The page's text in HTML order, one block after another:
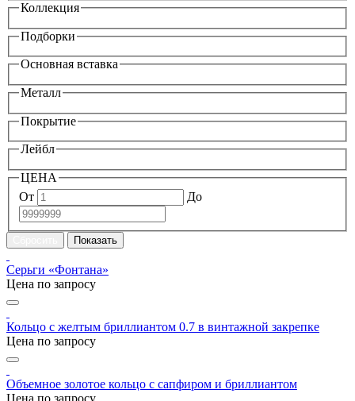
Коллекция
Подборки
Основная вставка
Металл
Покрытие
Лейбл
ЦЕНА
От
До
Серьги «Фонтана»
Цена по запросу
Кольцо с желтым бриллиантом 0.7 в винтажной закрепке
Цена по запросу
Объемное золотое кольцо с сапфиром и бриллиантом